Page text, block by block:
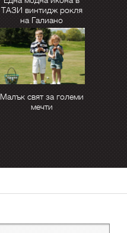
ТАЗИ винтидж рокля
на Галиано
Малък свят за големи
мечти